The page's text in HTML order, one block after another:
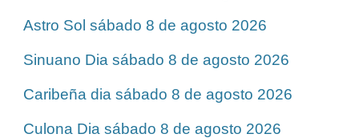
Astro Sol sábado 8 de agosto 2026
Sinuano Dia sábado 8 de agosto 2026
Caribeña dia sábado 8 de agosto 2026
Culona Dia sábado 8 de agosto 2026